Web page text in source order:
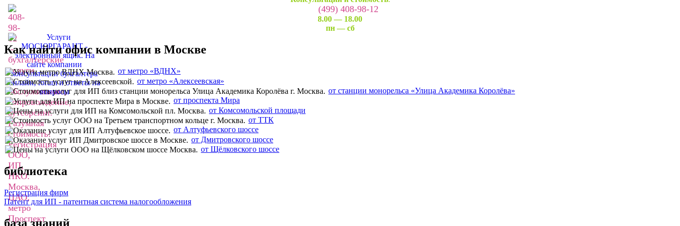
(499) 408-98-12
8.00 — 18.00
пн — сб
Как найти офис компании в Москве
от метро «ВДНХ»
от метро «Алексеевская»
от станции монорельса «Улица Академика Королёва»
от проспекта Мира
от Комсомольской площади
от ТТК
от Алтуфьевского шоссе
от Дмитровского шоссе
от Щёлковского шоссе
библиотека
Регистрация фирм
Патент для ИП - патентная система налогообложения
база знаний